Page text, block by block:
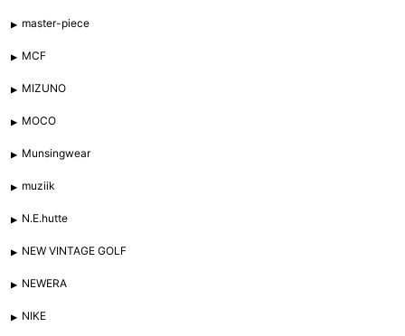
master-piece
MCF
MIZUNO
MOCO
Munsingwear
muziik
N.E.hutte
NEW VINTAGE GOLF
NEWERA
NIKE